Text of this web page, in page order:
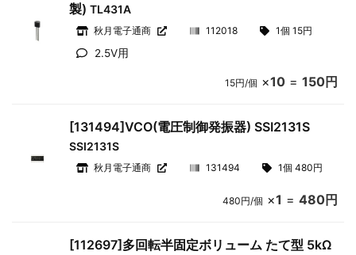
製)TL431A
秋月電子通商 112018 1個 15円
2.5V用
15円/個 ×10= 150円
[131494]VCO(電圧制御発振器) SSI2131S
SSI2131S
秋月電子通商 131494 1個 480円
480円/個 ×1 = 480円
[112697]多回転半固定ボリューム たて型 5kΩ